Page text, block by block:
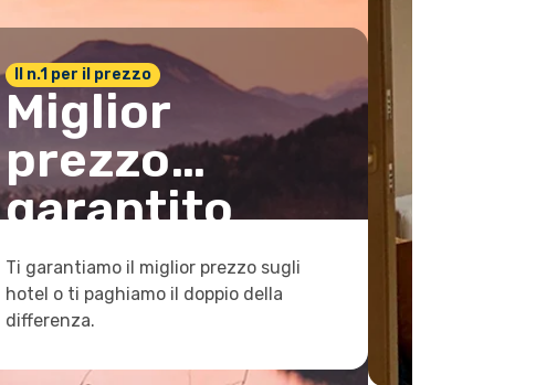
Il n.1 per il prezzo
Miglior
prezzo
garantito
Ti garantiamo il miglior prezzo sugli
hotel o ti paghiamo il doppio della
differenza.